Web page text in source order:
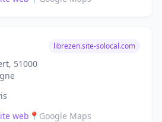
51000
librezen.site-solocal.com
web 📍 Google Maps